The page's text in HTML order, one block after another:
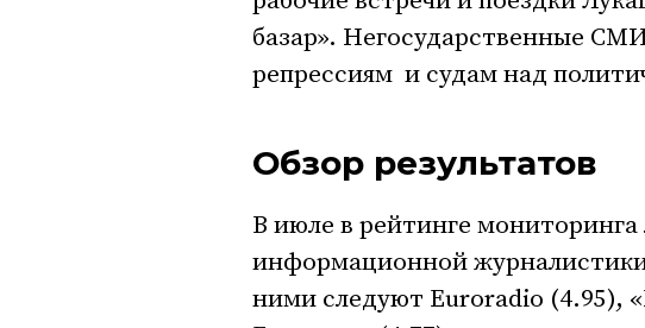
базар». Негосударственные
репрессиям и судам над
Обзор результатов
В июле в рейтинге
информационной
ними следуют Euroradio (4.95),